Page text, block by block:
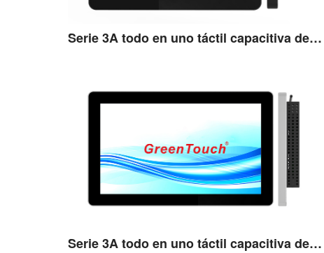
Ver detalles
Serie 3A todo en uno táctil capacitiva de 12,1''
Serie 3A todo en uno táctil capacitiva de 15,6''